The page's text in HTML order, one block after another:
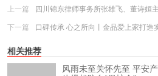
上一篇
四川锦东律师事务所张雄飞、董诗姮
下一篇
口碑传承 心之所向丨金品爱上家打造
相关推荐
风雨未至关怀先至 平安